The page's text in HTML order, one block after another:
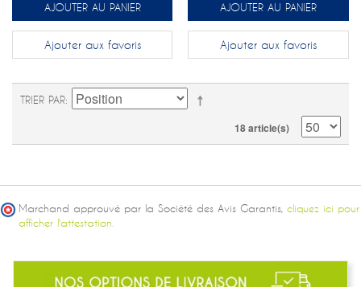
AJOUTER AU PANIER
Ajouter aux favoris
AJOUTER AU PANIER
Ajouter aux favoris
TRIER PAR
18 article(s)
Marchand approuvé par la Société des Avis Garantis, cliquez ici pour
afficher l'attestation.